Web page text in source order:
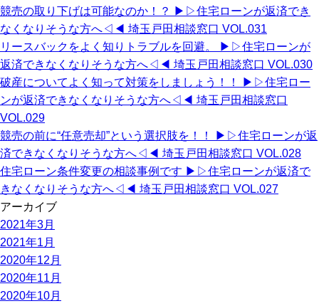
競売の取り下げは可能なのか！？ ▶︎▷住宅ローンが返済でき
なくなりそうな方へ◁◀︎ 埼玉戸田相談窓口 VOL.031
リースバックをよく知りトラブルを回避。 ▶︎▷住宅ローンが
返済できなくなりそうな方へ◁◀︎ 埼玉戸田相談窓口 VOL.030
破産についてよく知って対策をしましょう！！ ▶︎▷住宅ロー
ンが返済できなくなりそうな方へ◁◀︎ 埼玉戸田相談窓口
VOL.029
競売の前に“任意売却”という選択肢を！！ ▶︎▷住宅ローンが返
済できなくなりそうな方へ◁◀︎ 埼玉戸田相談窓口 VOL.028
住宅ローン条件変更の相談事例です ▶︎▷住宅ローンが返済で
きなくなりそうな方へ◁◀︎ 埼玉戸田相談窓口 VOL.027
アーカイブ
2021年3月
2021年1月
2020年12月
2020年11月
2020年10月